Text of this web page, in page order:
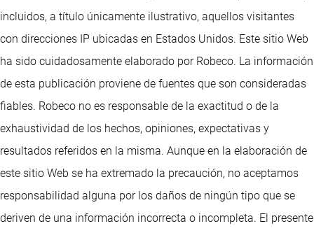
incluidos, a título únicamente ilustrativo, aquellos visitantes
con direcciones IP ubicadas en Estados Unidos. Este sitio Web
ha sido cuidadosamente elaborado por Robeco. La información
de esta publicación proviene de fuentes que son consideradas
fiables. Robeco no es responsable de la exactitud o de la
exhaustividad de los hechos, opiniones, expectativas y
resultados referidos en la misma. Aunque en la elaboración de
este sitio Web se ha extremado la precaución, no aceptamos
responsabilidad alguna por los daños de ningún tipo que se
deriven de una información incorrecta o incompleta. El presente